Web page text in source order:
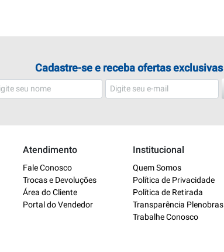
Cadastre-se e receba ofertas exclusivas
Atendimento
Fale Conosco
Trocas e Devoluções
Área do Cliente
Portal do Vendedor
Institucional
Quem Somos
Política de Privacidade
Política de Retirada
Transparência Plenobras
Trabalhe Conosco